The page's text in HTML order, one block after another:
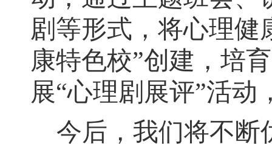
剧等形式，将心理健
康特色校”创建，培
展“心理剧展评”活
今后 ， 我们将不断